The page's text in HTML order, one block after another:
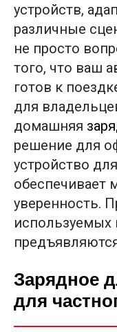
устройств,
различные
не просто
того, что ваш
готов к
для
домашняя
решение для
устройство
обеспечивает
уверенность.
используемых
Зарядное
для